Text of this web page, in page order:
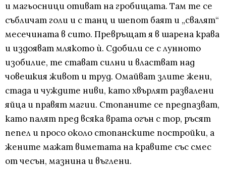
и магьосници отиват на гробищата. Там те се
събличат голи и с танц и шепот баят и „свалят“
месечината в сито. Превръщат я в шарена крава
и издояват млякото ѝ. Сдобили се с лунното
изобилие, те стават силни и властват над
човешкия живот и труд. Омайват злите жени,
стада и чуждите ниви, като хвърлят развалени
яйца и правят магии. Стопаните се предпазват,
като палят пред всяка врата огън с тор, ръсят
пепел и просо около стопанските постройки, а
жените мажат виметата на кравите със смес
от чесън, мазнина и въглени.